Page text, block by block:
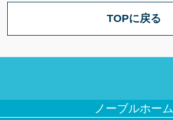
TOPに戻る
ノーブルホーム